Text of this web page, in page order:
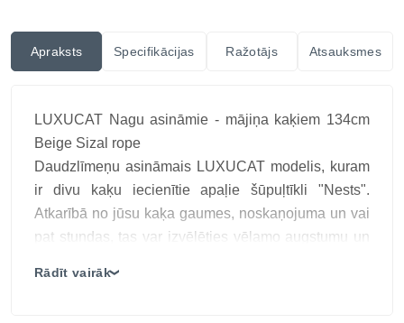
Apraksts Specifikācijas Ražotājs Atsauksmes
LUXUCAT Nagu asināmie - mājiņa kaķiem 134cm
Beige Sizal rope
Daudzlīmeņu asināmais LUXUCAT modelis, kuram
ir divu kaķu iecienītie apaļie šūpuļtīkli "Nests".
Atkarībā no jūsu kaķa gaumes, noskaņojuma un vai
pat stundas, tas var izvēlēties vēlamo augstumu un
Rādīt vairāk❯